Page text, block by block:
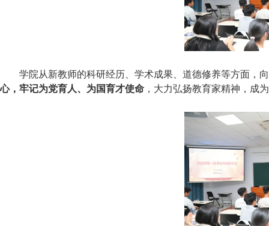
学院从新教师的科研经历、学术成果、道德修养等方面，
心，牢记为党育人、为国育才使命 ，大力弘扬教育家精神，成